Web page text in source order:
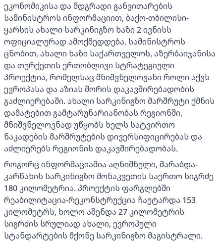
ეკონომიკისა და მდგრადი განვითარების
სამინისტროს ინფორმაციით, ბაქო-თბილისი-
ყარსის ახალი სარკინიგზო ხაზი 2 ივნისს
ოფიციალურად ამოქმედდება. სამინისტროს
ცნობით, ახალი ხაზი საქართველოს, აზერბაიჯანისა
და თურქეთის ერთობლივი სტრატეგიული
პროექტია, რომელსაც მნიშვნელოვანი როლი აქვს
ევროპასა და აზიას შორის დაკავშირებადობის
გაძლიერებაში. ახალი სარკინიგზო მარშრუტი ქმნის
დამატებით გამტარუნარიანობას რეგიონში,
მნიშვნელოვნად უწყობს ხელს სატვირთო
ნაკადების მარშრუტების დივერსიფიცირებას და
აძლიერებს რეგიონის დაკავშირებადობას.
როგორც ინფორმაციაშია აღნიშნული, მარაბდა-
კარწახის სარკინიგზო მონაკვეთის საერთო სიგრძე
180 კილომეტრია. პროექტის ფარგლებში
რეაბილიტაცია-რეკონსტრუქცია ჩაუტარდა 153
კილომეტრს, ხოლო აშენდა 27 კილომეტრის
სიგრძის სრულიად ახალი, ევროპული
სტანდარტების მქონე სარკინიგზო მაგისტრალი.